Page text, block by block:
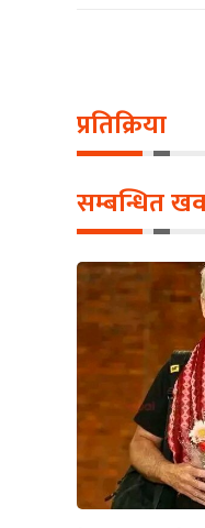
प्रतिक्रिया
सम्बन्धित